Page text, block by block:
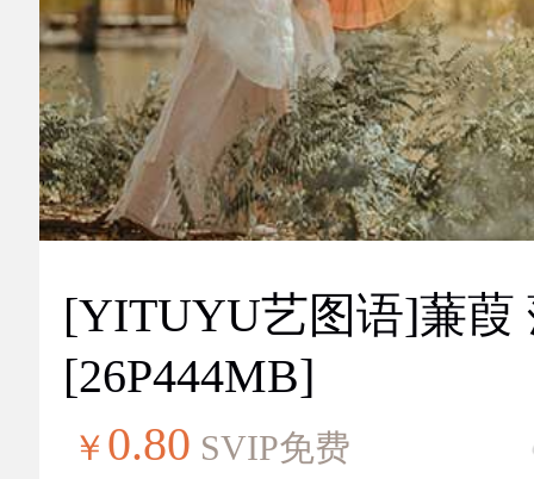
[YITUYU艺图语]蒹葭
[26P444MB]
￥ 0.80 SVIP免费